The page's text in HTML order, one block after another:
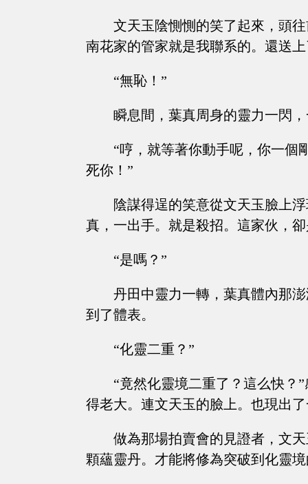
文天玉陰惻惻的笑了起來，頭
南花家的管家就是我聯系的。還送
“無恥！”
瞬息間，葉真周身的靈力一閃
“哼，就等著你動手呢，你一個
死你！”
陰謀得逞的笑意從文天玉臉上
真，一出手。就是殺招。這家伙，
“是嗎？”
丹田中靈力一轉，葉真體內那
到了體表。
“化靈二重？”
“竟然化靈境二重了？這么快？
得老大。連文天玉的臉上。也現出
做為那場拍賣會的見證者，文
顆蘊靈丹。才能將修為突破到化靈